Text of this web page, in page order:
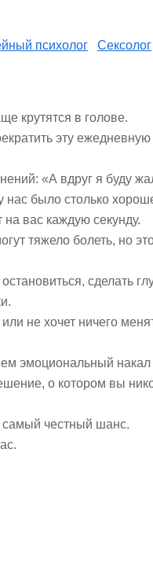
психолог Сексолог
крутятся в голове.
эту ежедневную
«А вдруг я буду
нас было столько
на вас каждую секунду.
тяжело болеть, но
сделать
не хочет ничего
эмоциональный накал
о котором вы
честный шанс.